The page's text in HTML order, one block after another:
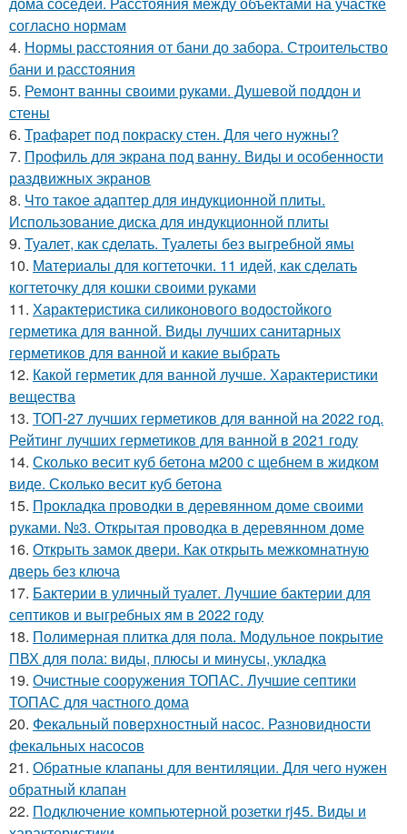
согласно нормам
4. Нормы расстояния от бани до забора. Строительство
бани и расстояния
5. Ремонт ванны своими руками. Душевой поддон и
стены
6. Трафарет под покраску стен. Для чего нужны?
7. Профиль для экрана под ванну. Виды и особенности
раздвижных экранов
8. Что такое адаптер для индукционной плиты.
Использование диска для индукционной плиты
9. Туалет, как сделать. Туалеты без выгребной ямы
10. Материалы для когтеточки. 11 идей, как сделать
когтеточку для кошки своими руками
11. Характеристика силиконового водостойкого
герметика для ванной. Виды лучших санитарных
герметиков для ванной и какие выбрать
12. Какой герметик для ванной лучше. Характеристики
вещества
13. ТОП-27 лучших герметиков для ванной на 2022 год.
Рейтинг лучших герметиков для ванной в 2021 году
14. Сколько весит куб бетона м200 с щебнем в жидком
виде. Сколько весит куб бетона
15. Прокладка проводки в деревянном доме своими
руками. №3. Открытая проводка в деревянном доме
16. Открыть замок двери. Как открыть межкомнатную
дверь без ключа
17. Бактерии в уличный туалет. Лучшие бактерии для
септиков и выгребных ям в 2022 году
18. Полимерная плитка для пола. Модульное покрытие
ПВХ для пола: виды, плюсы и минусы, укладка
19. Очистные сооружения ТОПАС. Лучшие септики
ТОПАС для частного дома
20. Фекальный поверхностный насос. Разновидности
фекальных насосов
21. Обратные клапаны для вентиляции. Для чего нужен
обратный клапан
22. Подключение компьютерной розетки rj45. Виды и